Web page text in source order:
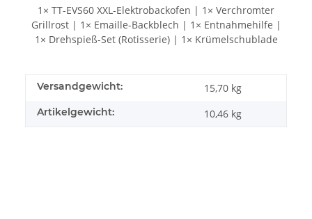
1× TT-EVS60 XXL-Elektrobackofen | 1× Verchromter
Grillrost | 1× Emaille-Backblech | 1× Entnahmehilfe |
1× Drehspieß-Set (Rotisserie) | 1× Krümelschublade
Versandgewicht: 15,70 kg
Artikelgewicht: 10,46 kg